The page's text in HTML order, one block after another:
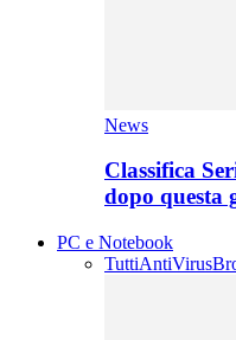
News
Classifica
dopo questa
PC e Notebook
TuttiAntiVirus